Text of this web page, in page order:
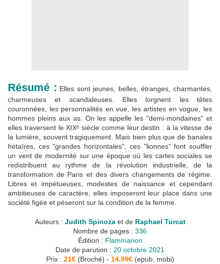
Résumé : Elles sont jeunes, belles, étranges, charmantes,
charmeuses et scandaleuses. Elles lorgnent les têtes
couronnées, les personnalités en vue, les artistes en vogue, les
hommes pleins aux as. On les appelle les "demi-mondaines" et
elles traversent le XIXᵉ siècle comme leur destin : à la vitesse de
la lumière, souvent tragiquement. Mais bien plus que de banales
hétaïres, ces "grandes horizontales", ces "lionnes" font souffler
un vent de modernité sur une époque où les cartes sociales se
redistribuent au rythme de la révolution industrielle, de la
transformation de Paris et des divers changements de régime.
Libres et impétueuses, modestes de naissance et cependant
ambitieuses de caractère, elles imposeront leur place dans une
société figée et pèseront sur la condition de la femme.
Auteurs : Judith Spinozaet de Raphael Turcat
Nombre de pages : 336
Édition : Flammarion
Date de parution : 20 octobre 2021
Prix : 21€(Broché) - 14.99€(epub, mobi)